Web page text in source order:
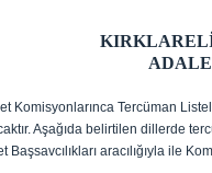
Komisyonlarınca Tercüman
Aşağıda belirtilen dillerde
aracılığıyla ile